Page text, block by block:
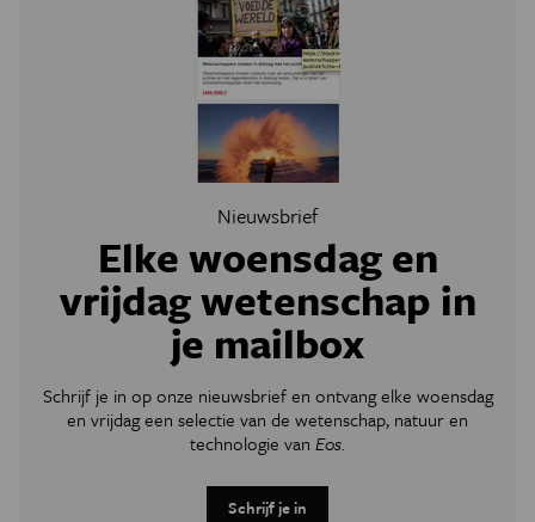
Nieuwsbrief
Elke woensdag en
vrijdag wetenschap in
je mailbox
Schrijf je in op onze nieuwsbrief en ontvang elke woensdag
en vrijdag een selectie van de wetenschap, natuur en
technologie van Eos.
Schrijf je in